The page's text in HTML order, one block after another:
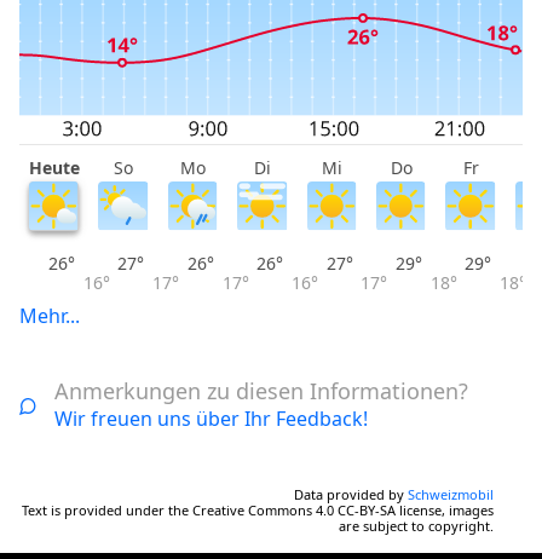
Heute So Mo Di Mi Do Fr
26°
16°
27°
17°
26°
17°
26°
16°
27°
17°
29°
18°
29°
18°
Mehr...
Anmerkungen zu diesen Informationen?
Wir freuen uns über Ihr Feedback!
Data provided by Schweizmobil
Text is provided under the Creative Commons 4.0 CC-BY-SA license, images
are subject to copyright.